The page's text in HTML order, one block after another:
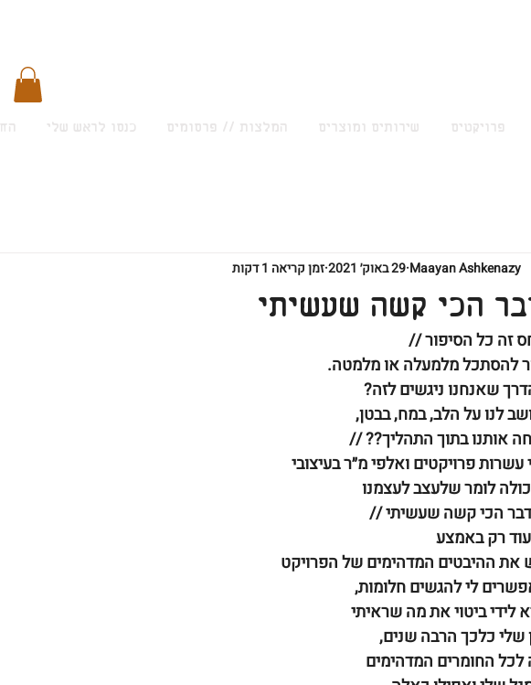
פרויקטים שירותים ומוצרים המלצות // פרסומים כנסו לראש שלי
הכי קשה שעשיתי
Maayan Ashkenazy 29 באוק׳ 2021 זמן קריאה 1 דקות
זה כל הסיפור //
להסתכל מלמעלה או מלמטה.
שאנחנו ניגשים לזה?
לנו על הלב, במח, בבטן,
אותנו בתוך התהליך?? //
עשרות פרויקטים ואלפי מ״ר בעיצובי
לומר שלעצב לעצמנו
הכי קשה שעשיתי //
עוד רק באמצע
את ההיבטים המדהימים של הפרויקט
לי להגשים חלומות,
לידי ביטוי את מה שראיתי
שלי כלכך הרבה שנים,
לכל החומרים המדהימים